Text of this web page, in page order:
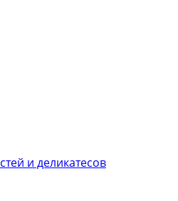
и деликатесов